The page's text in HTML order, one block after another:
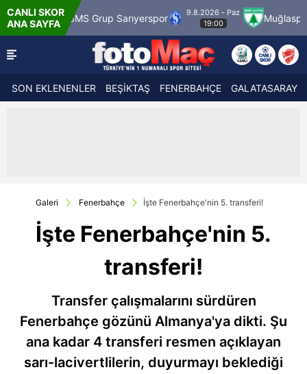
CANLI SKOR
ANA SAYFA
SMS Grup Sarıyerspor
9.8.2026 - Paz
19:00
Muğlaspor
SON EKLENENLER BEŞİKTAŞ FENERBAHÇE GALATASARAY
Galeri Fenerbahçe İşte Fenerbahçe'nin 5. transferi!
İşte Fenerbahçe'nin 5.
transferi!
Transfer çalışmalarını sürdüren
Fenerbahçe gözünü Almanya'ya dikti. Şu
ana kadar 4 transferi resmen açıklayan
sarı-lacivertlilerin, duyurmayı beklediği